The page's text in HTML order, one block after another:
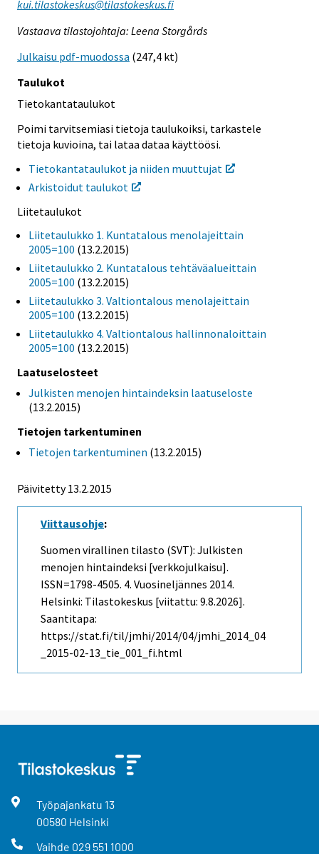
kui.tilastokeskus@tilastokeskus.fi
Vastaava tilastojohtaja: Leena Storgårds
Julkaisu pdf-muodossa (247,4 kt)
Taulukot
Tietokantataulukot
Poimi tarvitsemiasi tietoja taulukoiksi, tarkastele
tietoja kuvioina, tai lataa dataa käyttöösi.
Tietokantataulukot ja niiden muuttujat
Arkistoidut taulukot
Liitetaulukot
Liitetaulukko 1. Kuntatalous menolajeittain
2005=100 (13.2.2015)
Liitetaulukko 2. Kuntatalous tehtäväalueittain
2005=100 (13.2.2015)
Liitetaulukko 3. Valtiontalous menolajeittain
2005=100 (13.2.2015)
Liitetaulukko 4. Valtiontalous hallinnonaloittain
2005=100 (13.2.2015)
Laatuselosteet
Julkisten menojen hintaindeksin laatuseloste
(13.2.2015)
Tietojen tarkentuminen
Tietojen tarkentuminen (13.2.2015)
Päivitetty 13.2.2015
Viittausohje:
Suomen virallinen tilasto (SVT): Julkisten
menojen hintaindeksi [verkkojulkaisu].
ISSN=1798-4505. 4. Vuosineljännes 2014.
Helsinki: Tilastokeskus [viitattu: 9.8.2026].
Saantitapa:
https://stat.fi/til/jmhi/2014/04/jmhi_2014_04
_2015-02-13_tie_001_fi.html
Työpajankatu 13
00580 Helsinki
Vaihde 029 551 1000